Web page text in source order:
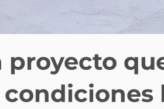
proyecto